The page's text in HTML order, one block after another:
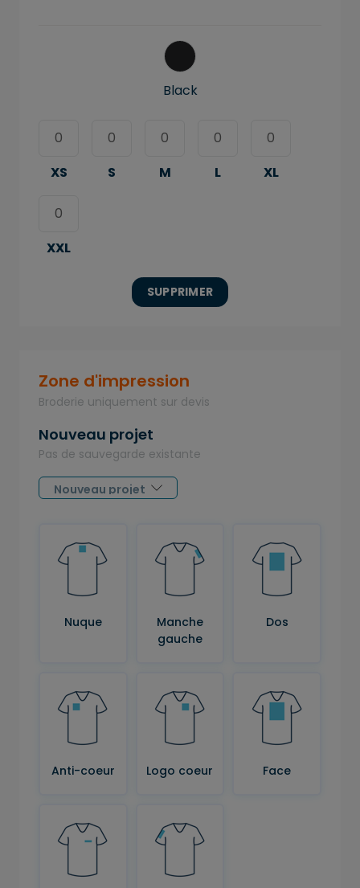
Black
XS S M L XL
XXL
SUPPRIMER
Zone d'impression
Broderie uniquement sur devis
Nouveau projet
Pas de sauvegarde existante
Nuque
Manche
gauche
Dos
Anti-coeur Logo coeur Face